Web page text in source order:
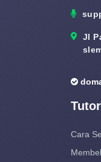
Jl
Cara